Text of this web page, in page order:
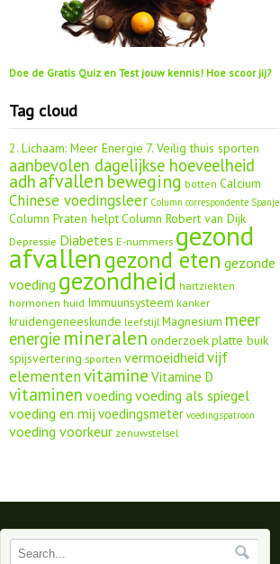
Doe de Gratis Quiz en Test jouw kennis! Hoe scoor jij?
Tag cloud
2. Lichaam: Meer Energie 7. Veilig thuis sporten
aanbevolen dagelijkse hoeveelheid
adh afvallen beweging botten Calcium
Chinese voedingsleer Column correspondente Spanje
Column Praten helptColumn Robert van Dijk
Depressie Diabetes E-nummers gezond
afvallengezond eten gezonde
voeding gezondheid hartziekten
hormonen huid Immuunsysteem kanker
kruidengeneeskunde leefstijl Magnesium meer
energie mineralen onderzoekplatte buik
spijsvertering sporten vermoeidheidvijf
elementenvitamine Vitamine D
vitaminen voeding voeding als spiegel
voeding en mij voedingsmeter voedingspatroon
voeding voorkeur zenuwstelsel